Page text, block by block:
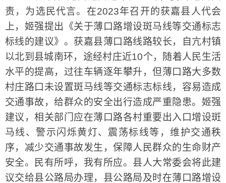
责，为选民代言。在2023年召开的获嘉县人代会
上，姬强提出《关于薄口路增设斑马线等交通标志
标线的建议》。获嘉县薄口路线路较长，自亢村镇
以北到县城南环，途经村庄近10个，随着人民生活
水平的提高，过往车辆逐年攀升，但薄口路大多数
村庄路口未设置斑马线等交通标志标线，容易造成
交通事故，给群众的安全出行造成严重隐患。姬强
建议，相关部门应在薄口路各村重要出入口增设斑
马线、警示闪烁黄灯、震荡标线等，维护交通秩
序，减少交通事故发生，保障人民群众的生命财产
安全。民有所呼，我有所应。县人大常委会将此建
议交给县公路局办理，县公路局及时在薄口路增设